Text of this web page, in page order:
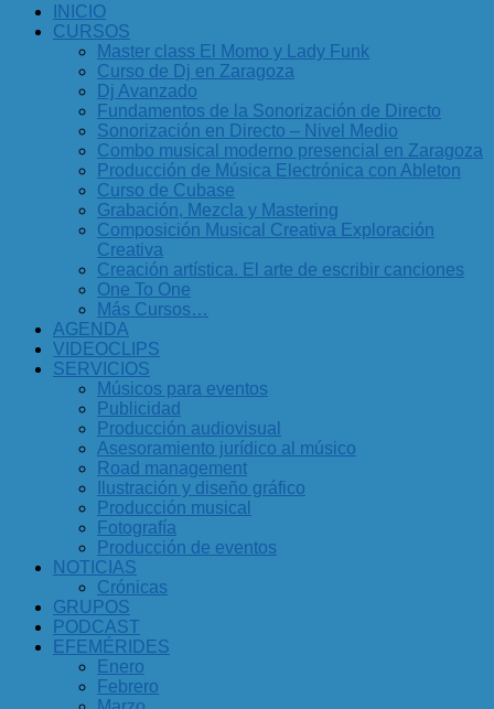
INICIO
CURSOS
Master class El Momo y Lady Funk
Curso de Dj en Zaragoza
Dj Avanzado
Fundamentos de la Sonorización de Directo
Sonorización en Directo – Nivel Medio
Combo musical moderno presencial en Zaragoza
Producción de Música Electrónica con Ableton
Curso de Cubase
Grabación, Mezcla y Mastering
Composición Musical Creativa Exploración
Creativa
Creación artística. El arte de escribir canciones
One To One
Más Cursos…
AGENDA
VIDEOCLIPS
SERVICIOS
Músicos para eventos
Publicidad
Producción audiovisual
Asesoramiento jurídico al músico
Road management
Ilustración y diseño gráfico
Producción musical
Fotografía
Producción de eventos
NOTICIAS
Crónicas
GRUPOS
PODCAST
EFEMÉRIDES
Enero
Febrero